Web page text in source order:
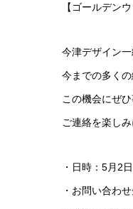
【ゴールデン
今津デザイン
今までの多く
この機会にぜ
ご連絡を楽し
・日時：5月2
・お問い合わ